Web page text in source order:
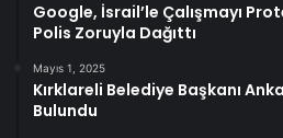
Google, İsrail’le Çalışmayı
Polis Zoruyla Dağıttı
Mayıs 1, 2025
Kırklareli Belediye Başkanı
Bulundu